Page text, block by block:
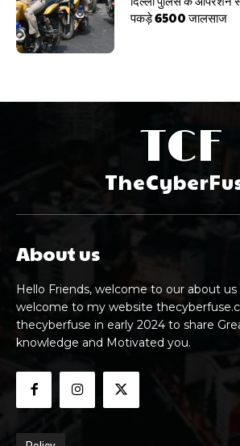
पकड़े 6500 जालसाज
TCF
About us
Hello Friends, welcome to our about
welcome to my website
thecyberfuse in early 2024 to share
knowledge and Motivated you.